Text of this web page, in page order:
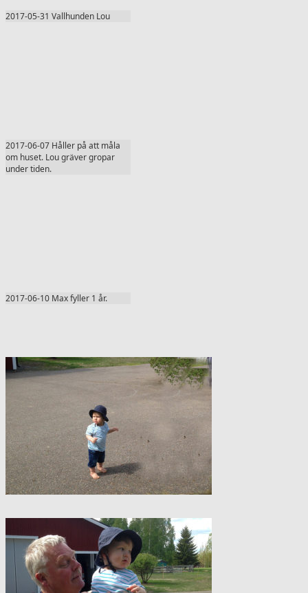
2017-05-31 Vallhunden Lou
2017-06-07 Håller på att måla
om huset. Lou gräver gropar
under tiden.
2017-06-10 Max fyller 1 år.